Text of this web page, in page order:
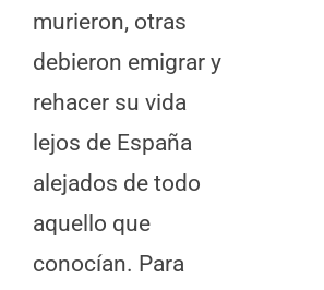
murieron, otras
debieron emigrar y
rehacer su vida
lejos de España
alejados de todo
aquello que
conocían. Para